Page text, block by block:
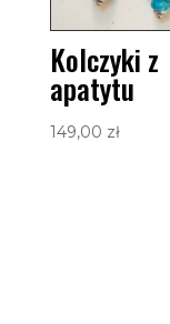
Kolczyki z
apatytu
149,00 zł